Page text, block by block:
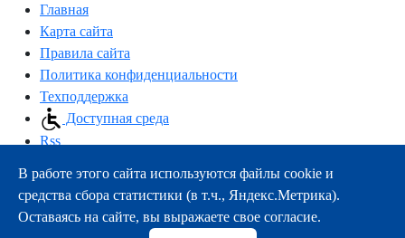
Главная
Карта сайта
Правила сайта
Политика конфиденциальности
Техподдержка
Доступная среда
Rss
163000, г.Архангельск, пр-т Троицкий, 51
тел.:+7 (8182) 21-11-63
e-mail:info@nsmu.ru
В работе этого сайта используются файлы cookie и
средства сбора статистики (в т.ч., Яндекс.Метрика).
Оставаясь на сайте, вы выражаете свое согласие.